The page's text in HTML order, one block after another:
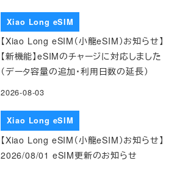
Xiao Long eSIM
【Xiao Long eSIM（小龍eSIM）お知らせ】
【新機能】eSIMのチャージに対応しました
（データ容量の追加・利用日数の延長）
2026-08-03
Xiao Long eSIM
【Xiao Long eSIM（小龍eSIM）お知らせ】
2026/08/01 eSIM更新のお知らせ